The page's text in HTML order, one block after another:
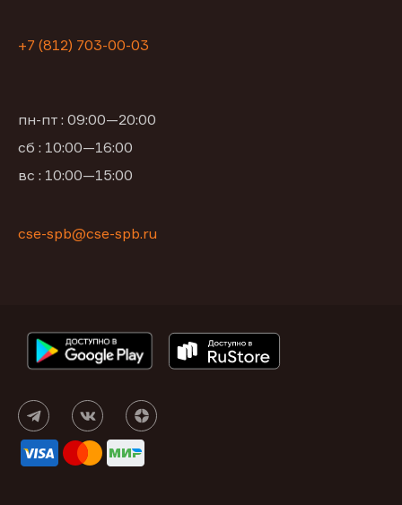
+7 (812) 703-00-03
пн-пт : 09:00—20:00
сб : 10:00—16:00
вс : 10:00—15:00
cse-spb@cse-spb.ru